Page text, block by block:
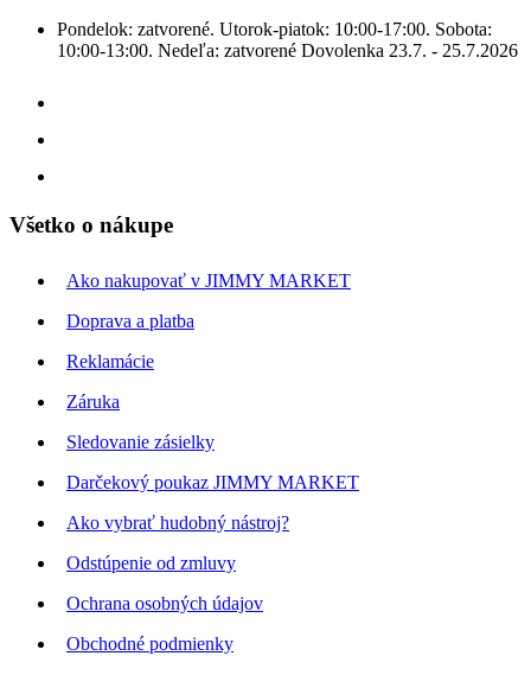
Pondelok: zatvorené. Utorok-piatok: 10:00-17:00. Sobota:
10:00-13:00. Nedeľa: zatvorené Dovolenka 23.7. - 25.7.2026
Všetko o nákupe
Ako nakupovať v JIMMY MARKET
Doprava a platba
Reklamácie
Záruka
Sledovanie zásielky
Darčekový poukaz JIMMY MARKET
Ako vybrať hudobný nástroj?
Odstúpenie od zmluvy
Ochrana osobných údajov
Obchodné podmienky